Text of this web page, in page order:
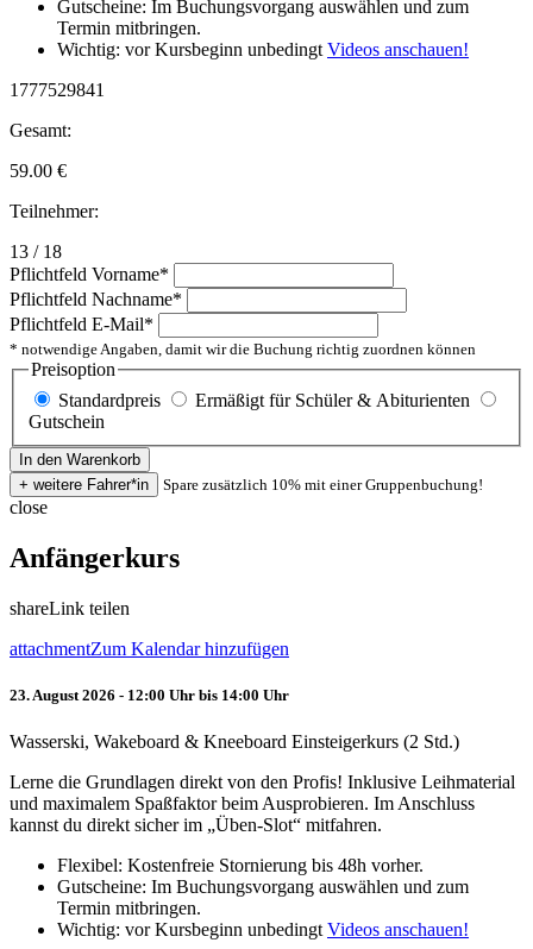
Gutscheine: Im Buchungsvorgang auswählen und zum
Termin mitbringen.
Wichtig: vor Kursbeginn unbedingtVideos anschauen!
1777529841
Gesamt:
59.00 €
Teilnehmer:
13 / 18
Pflichtfeld Vorname*
Pflichtfeld Nachname*
Pflichtfeld E-Mail*
* notwendige Angaben, damit wir die Buchung richtig zuordnen können
Preisoption
Standardpreis
Ermäßigt für Schüler & Abiturienten
Gutschein
Spare zusätzlich 10% mit einer Gruppenbuchung!
close
Anfängerkurs
shareLink teilen
attachmentZum Kalendar hinzufügen
23. August 2026 - 12:00 Uhr bis 14:00 Uhr
Wasserski, Wakeboard & Kneeboard Einsteigerkurs (2 Std.)
Lerne die Grundlagen direkt von den Profis! Inklusive Leihmaterial
und maximalem Spaßfaktor beim Ausprobieren. Im Anschluss
kannst du direkt sicher im „Üben-Slot“ mitfahren.
Flexibel: Kostenfreie Stornierung bis 48h vorher.
Gutscheine: Im Buchungsvorgang auswählen und zum
Termin mitbringen.
Wichtig: vor Kursbeginn unbedingt Videos anschauen!